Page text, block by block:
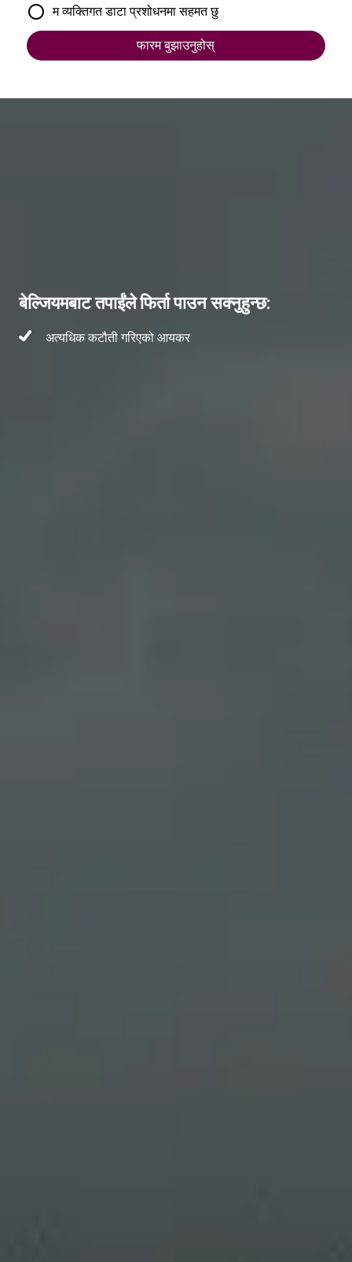
बेल्जियमबाट तपाईंले फिर्ता पाउन सक्नुहुन्छ:
अत्यधिक कटौती गरिएको आयकर
म व्यक्तिगत डाटा प्रशोधनमा सहमत छु
फारम बुझाउनुहोस्